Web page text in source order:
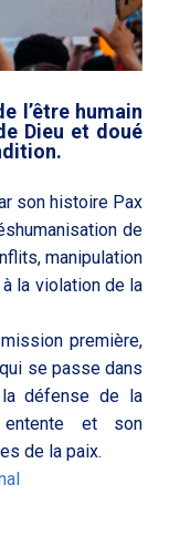
l’être humain
Dieu et doué
son histoire Pax
de
manipulation
la violation de la
première,
se passe dans
défense de la
et son
de la paix.